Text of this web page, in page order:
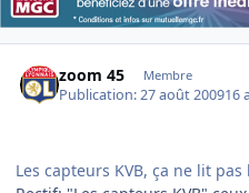
zoom 45 Membre
Publication:27 août 200916
Les capteurs KVB, ça ne lit